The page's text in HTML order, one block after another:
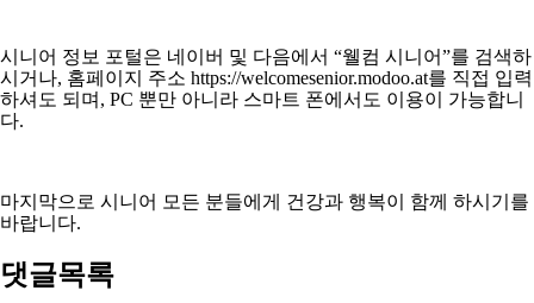
시니어 정보 포털은 네이버 및 다음에서 “웰컴 시니어”를 검색하
시거나, 홈페이지 주소 https://welcomesenior.modoo.at를 직접 입력
하셔도 되며 , PC 뿐만 아니라 스마트 폰에서도 이용이 가능합니
다.
마지막으로 시니어 모든 분들에게 건강과 행복이 함께 하시기를
바랍니다.
댓글목록